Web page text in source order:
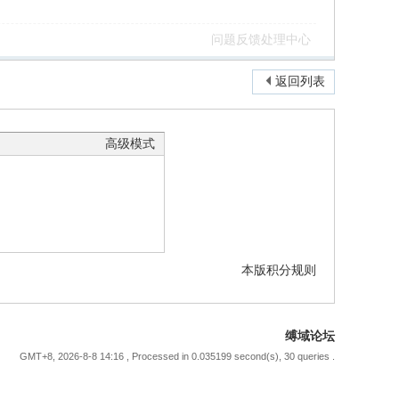
问题反馈处理中心
返回列表
高级模式
本版积分规则
缚域论坛
GMT+8, 2026-8-8 14:16 , Processed in 0.035199 second(s), 30 queries .